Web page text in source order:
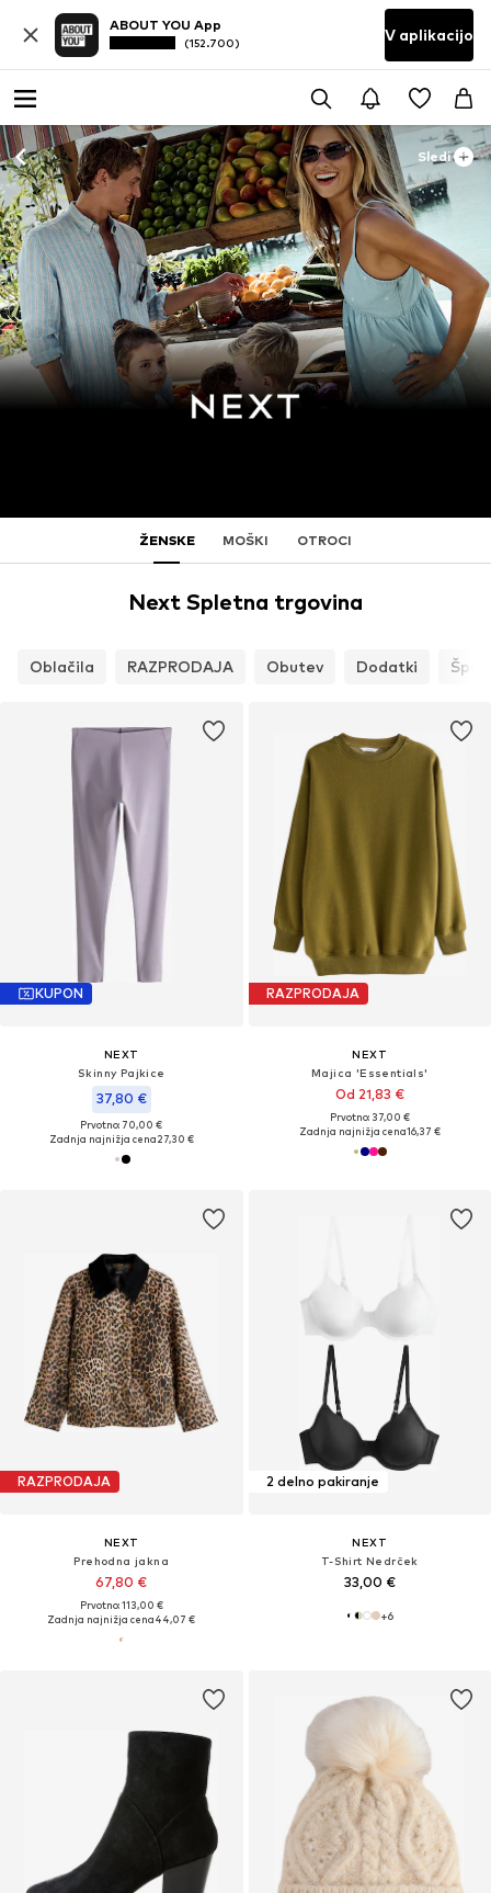
ABOUT YOU App
(152.700) V aplikacijo
Sledi
ŽENSKE MOŠKI OTROCI
Next Spletna trgovina
Oblačila RAZPRODAJA Obutev Dodatki
KUPON
NEXT
Skinny Pajkice
37,80 €
Prvotno: 70,00 €
Zadnja najnižja cena27,30 €
RAZPRODAJA
NEXT
Majica 'Essentials'
Od 21,83 €
Prvotno: 37,00 €
Zadnja najnižja cena16,37 €
RAZPRODAJA
NEXT
Prehodna jakna
67,80 €
Prvotno: 113,00 €
Zadnja najnižja cena44,07 €
2 delno pakiranje
NEXT
T-Shirt Nedrček
33,00 €
+6